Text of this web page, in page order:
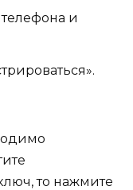
и
то нажмите